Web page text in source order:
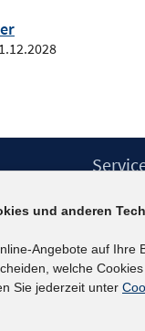
Leitbild
IAB-
Kontakt
und anderen
Angebote auf Ihre
welche
Sie jederzeit unter